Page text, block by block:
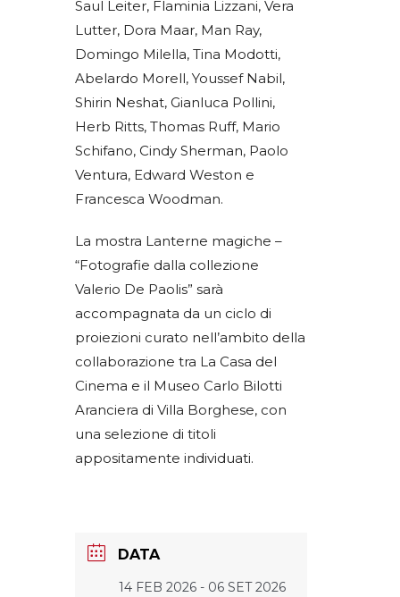
Saul Leiter, Flaminia Lizzani, Vera
Lutter, Dora Maar, Man Ray,
Domingo Milella, Tina Modotti,
Abelardo Morell, Youssef Nabil,
Shirin Neshat, Gianluca Pollini,
Herb Ritts, Thomas Ruff, Mario
Schifano, Cindy Sherman, Paolo
Ventura, Edward Weston e
Francesca Woodman.
La mostra Lanterne magiche –
“Fotografie dalla collezione
Valerio De Paolis” sarà
accompagnata da un ciclo di
proiezioni curato nell’ambito della
collaborazione tra La Casa del
Cinema e il Museo Carlo Bilotti
Aranciera di Villa Borghese, con
una selezione di titoli
appositamente individuati.
DATA
14 FEB 2026 - 06 SET 2026